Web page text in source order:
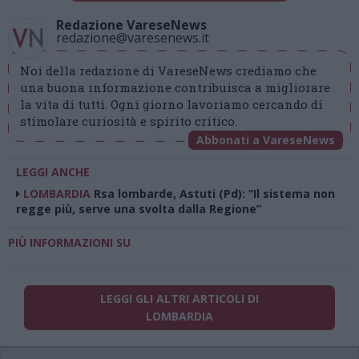
Redazione VareseNews
redazione@varesenews.it
Noi della redazione di VareseNews crediamo che
una buona informazione contribuisca a migliorare
la vita di tutti. Ogni giorno lavoriamo cercando di
stimolare curiosità e spirito critico.
Abbonati a VareseNews
LEGGI ANCHE
LOMBARDIA Rsa lombarde, Astuti (Pd): “Il sistema non
regge più, serve una svolta dalla Regione”
PIÙ INFORMAZIONI SU
LEGGI GLI ALTRI ARTICOLI DI
LOMBARDIA